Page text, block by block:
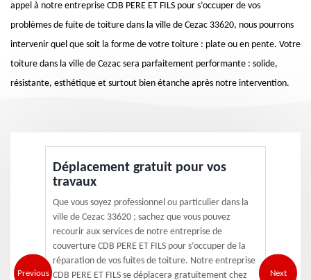
appel à notre entreprise CDB PERE ET FILS pour s’occuper de vos
problèmes de fuite de toiture dans la ville de Cezac 33620, nous pourrons
intervenir quel que soit la forme de votre toiture : plate ou en pente. Votre
toiture dans la ville de Cezac sera parfaitement performante : solide,
résistante, esthétique et surtout bien étanche après notre intervention.
Previous
Déplacement gratuit pour vos
travaux
Que vous soyez professionnel ou particulier dans la
ville de Cezac 33620 ; sachez que vous pouvez
recourir aux services de notre entreprise de
couverture CDB PERE ET FILS pour s’occuper de la
réparation de vos fuites de toiture. Notre entreprise
CDB PERE ET FILS se déplacera gratuitement chez
Next